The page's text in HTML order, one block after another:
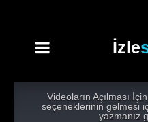
İzle
Videoların Açılması
seçeneklerinin gelmesi
yazmanız